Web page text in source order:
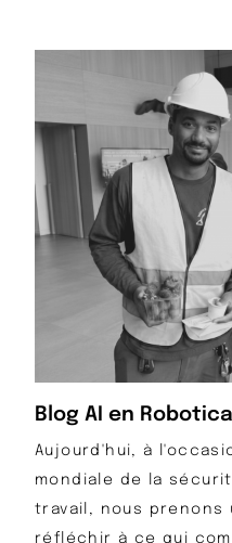
Blog AI en Robotica
Aujourd'hui, à
mondiale de la
travail, nous prenons
réfléchir à ce qui